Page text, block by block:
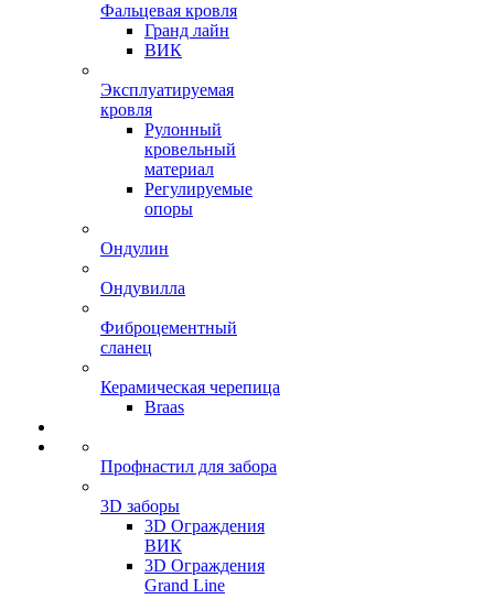
Фальцевая кровля
Гранд лайн
ВИК
Эксплуатируемая
кровля
Рулонный
кровельный
материал
Регулируемые
опоры
Ондулин
Ондувилла
Фиброцементный
сланец
Керамическая черепица
Braas
Профнастил для забора
3D заборы
3D Ограждения
ВИК
3D Ограждения
Grand Line